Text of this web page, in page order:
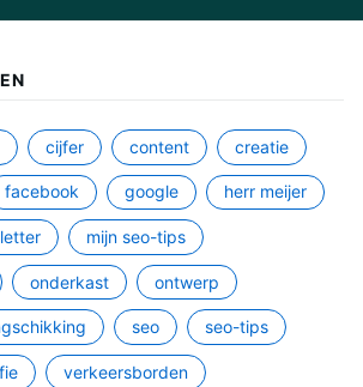
cijfer content creatie
facebook google herr meijer
letter mijn seo-tips
onderkast ontwerp
seo seo-tips
verkeersborden